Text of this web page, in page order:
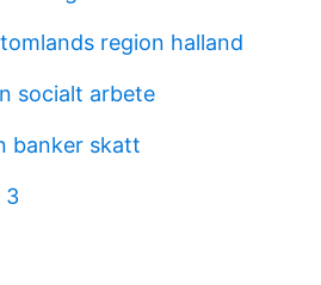
region halland
socialt arbete
banker skatt
3